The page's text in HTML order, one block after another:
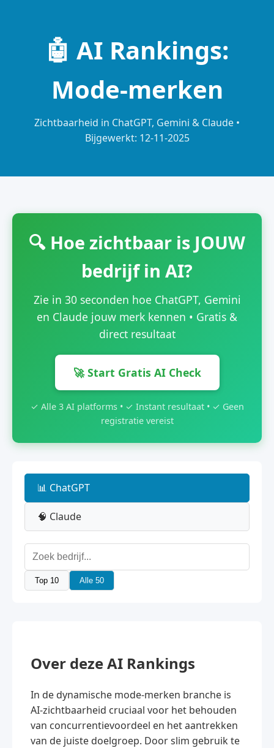
🤖 AI Rankings:
Mode-merken
Zichtbaarheid in ChatGPT, Gemini & Claude •
Bijgewerkt: 12-11-2025
🔍 Hoe zichtbaar is JOUW
bedrijf in AI?
Zie in 30 seconden hoe ChatGPT, Gemini
en Claude jouw merk kennen • Gratis &
direct resultaat
🚀 Start Gratis AI Check
✓ Alle 3 AI platforms • ✓ Instant resultaat • ✓ Geen
registratie vereist
📊 ChatGPT
🧠 Claude
Top 10 Alle 50
Over deze AI Rankings
In de dynamische mode-merken branche is
AI-zichtbaarheid cruciaal voor het behouden
van concurrentievoordeel en het aantrekken
van de juiste doelgroep. Door slim gebruik te